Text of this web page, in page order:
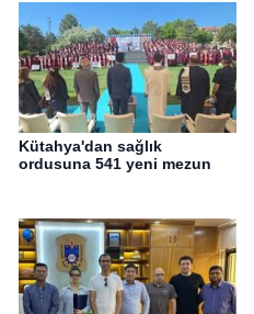
Kütahya'dan sağlık
ordusuna 541 yeni mezun